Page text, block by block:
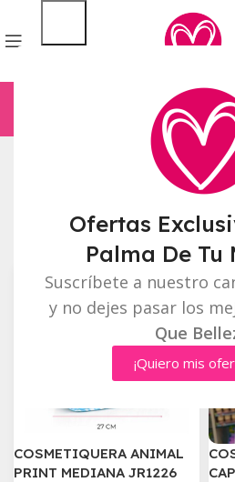
Ofertas
Palma De Tu
Suscríbete a nuestro
y no dejes pasar los
Que
¡Quiero mis
Página 3
Mostrando 25–36 de 59
Barra lateral
COSMETIQUERA ANIMAL
PRINT MEDIANA JR1226